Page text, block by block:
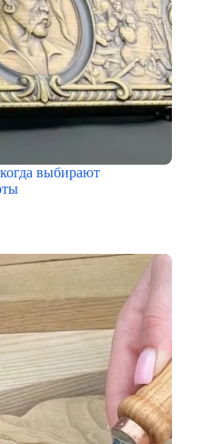
выбирают